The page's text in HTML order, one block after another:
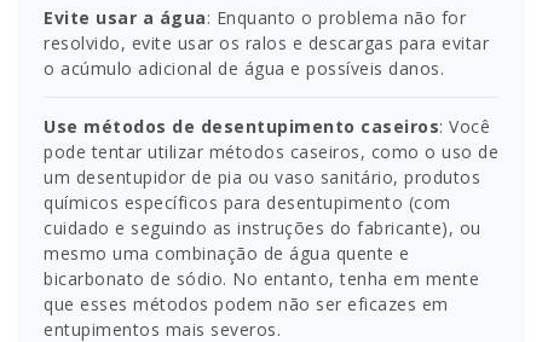
Evite usar a água: Enquanto o problema não for
resolvido, evite usar os ralos e descargas para evitar
o acúmulo adicional de água e possíveis danos.
Use métodos de desentupimento caseiros: Você
pode tentar utilizar métodos caseiros, como o uso de
um desentupidor de pia ou vaso sanitário, produtos
químicos específicos para desentupimento (com
cuidado e seguindo as instruções do fabricante), ou
mesmo uma combinação de água quente e
bicarbonato de sódio. No entanto, tenha em mente
que esses métodos podem não ser eficazes em
entupimentos mais severos.